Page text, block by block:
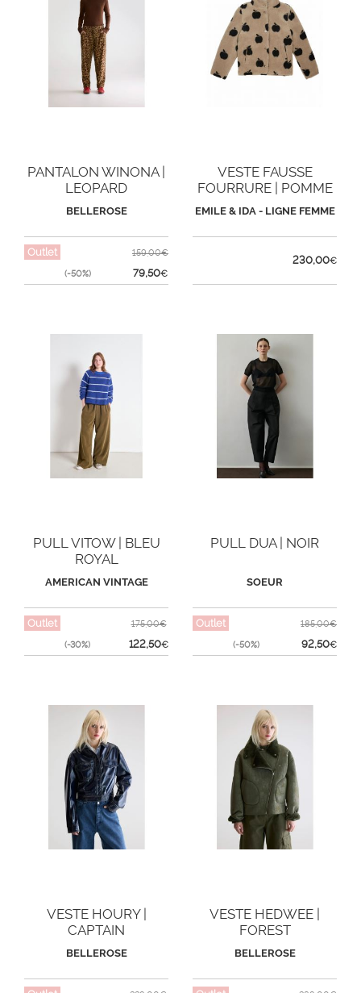
PANTALON WINONA |
LEOPARD
BELLEROSE
Outlet
(-50%)
159,00€
79,50€
VESTE FAUSSE
FOURRURE | POMME
EMILE & IDA - LIGNE FEMME
230,00€
PULL VITOW | BLEU
ROYAL
AMERICAN VINTAGE
Outlet
(-30%)
175,00€
122,50€
PULL DUA | NOIR
SOEUR
Outlet
(-50%)
185,00€
92,50€
VESTE HOURY |
CAPTAIN
BELLEROSE
VESTE HEDWEE |
FOREST
BELLEROSE